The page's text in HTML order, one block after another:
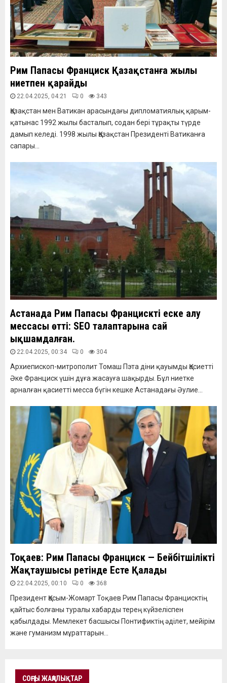
Рим Папасы Франциск Қазақстанға жылы
ниетпен қарайды
22.04.2025, 04:21 0 343
Қазақстан мен Ватикан арасындағы дипломатиялық қарым-
қатынас 1992 жылы басталып, содан бері тұрақты түрде
дамып келеді. 1998 жылы Қазақстан Президенті Ватиканға
сапары...
Астанада Рим Папасы Францискті еске алу
мессасы өтті: SEO талаптарына сай
ықшамдалған.
22.04.2025, 00:34 0 304
Архиепископ-митрополит Томаш Пэта діни қауымды Қасиетті
Әке Франциск үшін дұға жасауға шақырды. Бұл ниетке
арналған қасиетті месса бүгін кешке Астанадағы Әулие...
Тоқаев: Рим Папасы Франциск — Бейбітшіліктің
Жақтаушысы ретінде Есте Қалады
22.04.2025, 00:10 0 368
Президент Қасым-Жомарт Тоқаев Рим Папасы Францисктің
қайтыс болғаны туралы хабарды терең күйзеліспен
қабылдады. Мемлекет басшысы Понтификтің әділет, мейірім
және гуманизм мұраттарын...
СОҢҒЫ ЖАҢАЛЫҚТАР